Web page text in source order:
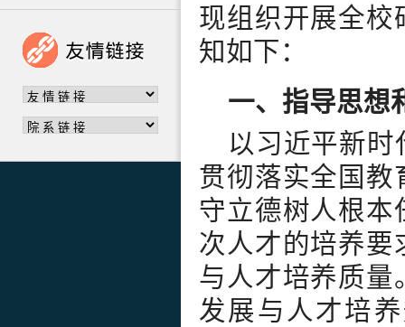
现组织开展全校
知如下：
一、指导思想
以习近平新
贯彻落实全国教
守立德树人根本
次人才的培养要
与人才培养质量
发展与人才培